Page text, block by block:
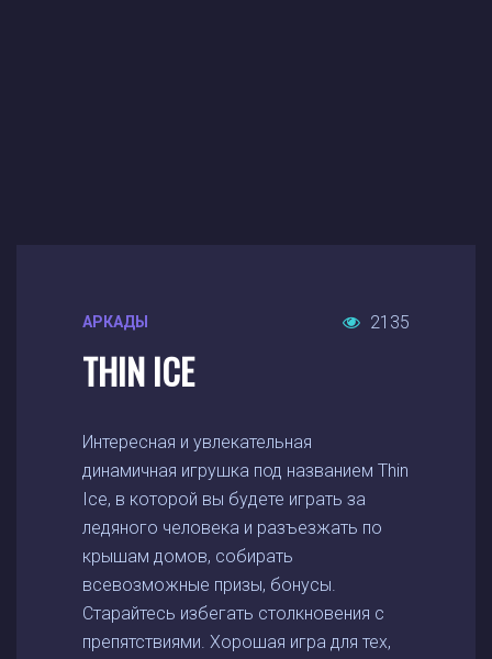
АРКАДЫ 2135
THIN ICE
Интересная и увлекательная
динамичная игрушка под названием Thin
Ice, в которой вы будете играть за
ледяного человека и разъезжать по
крышам домов, собирать
всевозможные призы, бонусы.
Старайтесь избегать столкновения с
препятствиями. Хорошая игра для тех,